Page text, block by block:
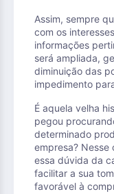
Assim, sempre
com os
informações
será ampliada,
diminuição das
impedimento
É aquela velha
pegou
determinado
empresa?
essa dúvida da
facilitar a sua
favorável à